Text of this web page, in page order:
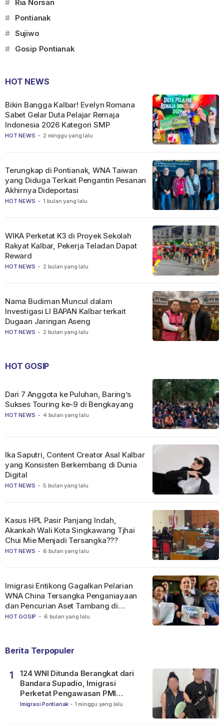
#
Ria Norsan
# Pontianak
# Sujiwo
# Gosip Pontianak
HOT NEWS
HOT NEWS - 2 minggu yang lalu
Bikin Bangga Kalbar! Evelyn Romana
Sabet Gelar Duta Pelajar Remaja
Indonesia 2026 Kategori SMP
HOT NEWS - 1 bulan yang lalu
Terungkap di Pontianak, WNA Taiwan
yang Diduga Terkait Pengantin Pesanan
Akhirnya Dideportasi
HOT NEWS - 2 bulan yang lalu
WIKA Perketat K3 di Proyek Sekolah
Rakyat Kalbar, Pekerja Teladan Dapat
Reward
HOT NEWS - 2 bulan yang lalu
Nama Budiman Muncul dalam
Investigasi LI BAPAN Kalbar terkait
Dugaan Jaringan Aseng
HOT GOSIP
HOT NEWS - 4 bulan yang lalu
Dari 7 Anggota ke Puluhan, Baring’s
Sukses Touring ke-9 di Bengkayang
HOT NEWS - 5 bulan yang lalu
Ika Saputri, Content Creator Asal Kalbar
yang Konsisten Berkembang di Dunia
Digital
HOT NEWS - 6 bulan yang lalu
Kasus HPL Pasir Panjang Indah,
Akankah Wali Kota Singkawang Tjhai
Chui Mie Menjadi Tersangka???
HOT GOSIP - 6 bulan yang lalu
Imigrasi Entikong Gagalkan Pelarian
WNA China Tersangka Penganiayaan
dan Pencurian Aset Tambang di
Ketapang
Berita Terpopuler
1
124 WNI Ditunda Berangkat dari
Bandara Supadio, Imigrasi
Perketat Pengawasan PMI
Nonprosedural
Imigrasi Pontianak - 1 minggu yang lalu